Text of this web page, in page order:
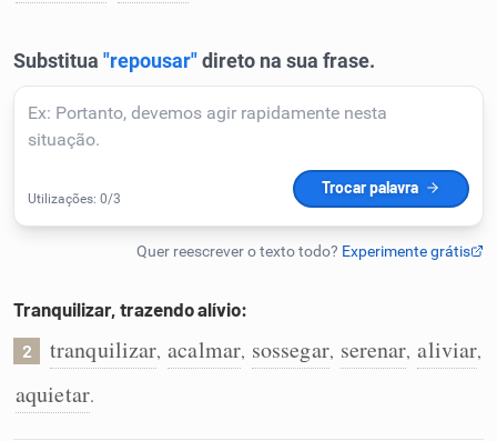
Detector de IA
Humanizador de IA
Caça-palavras
Tranquilizar, trazendo alívio:
2 tranquilizar, acalmar, sossegar, serenar, aliviar,
aquietar.